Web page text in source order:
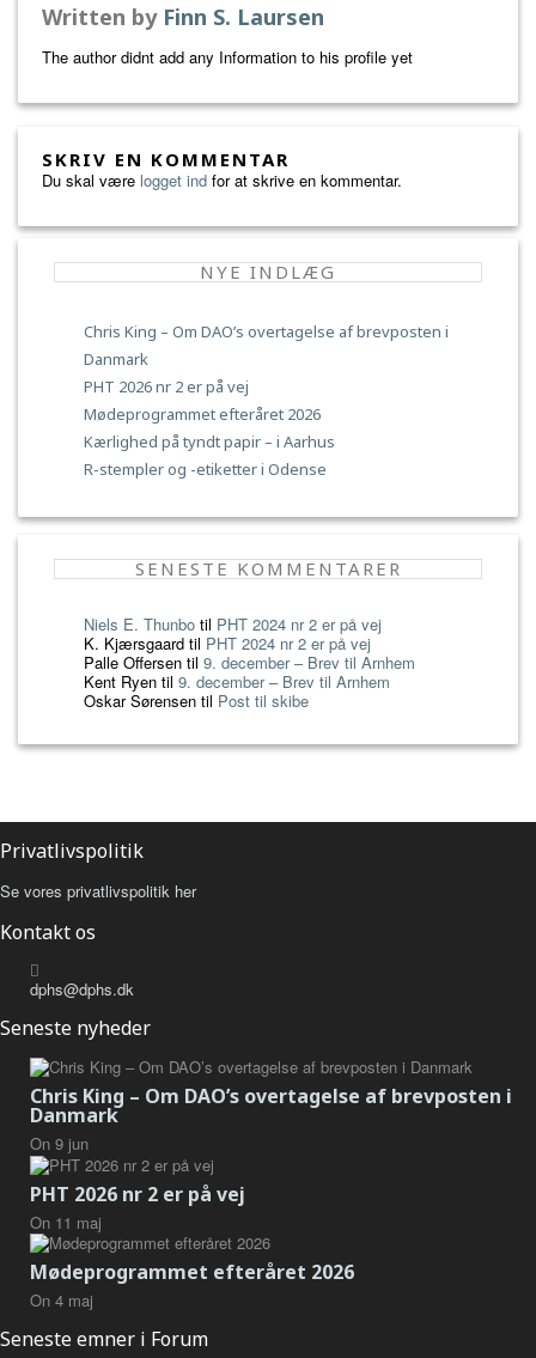
Written by Finn S. Laursen
The author didnt add any Information to his profile yet
SKRIV EN KOMMENTAR
Du skal være logget ind for at skrive en kommentar.
NYE INDLÆG
Chris King – Om DAO’s overtagelse af brevposten i
Danmark
PHT 2026 nr 2 er på vej
Mødeprogrammet efteråret 2026
Kærlighed på tyndt papir – i Aarhus
R-stempler og -etiketter i Odense
SENESTE KOMMENTARER
Niels E. Thunbo til PHT 2024 nr 2 er på vej
K. Kjærsgaard til PHT 2024 nr 2 er på vej
Palle Offersen til 9. december – Brev til Arnhem
Kent Ryen til 9. december – Brev til Arnhem
Oskar Sørensen til Post til skibe
Privatlivspolitik
Se vores privatlivspolitik her
Kontakt os
dphs@dphs.dk
Seneste nyheder
Chris King – Om DAO’s overtagelse af brevposten i
Danmark
On 9 jun
PHT 2026 nr 2 er på vej
On 11 maj
Mødeprogrammet efteråret 2026
On 4 maj
Seneste emner i Forum